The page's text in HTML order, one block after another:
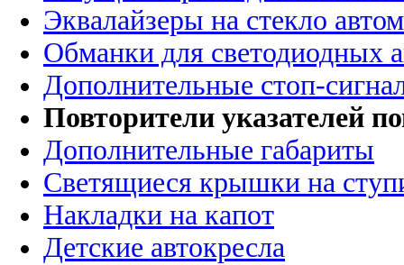
Эквалайзеры на стекло
Обманки для светодиодных
Дополнительные стоп-
Повторители указателей
Дополнительные габариты
Светящиеся крышки на
Накладки на капот
Детские автокресла